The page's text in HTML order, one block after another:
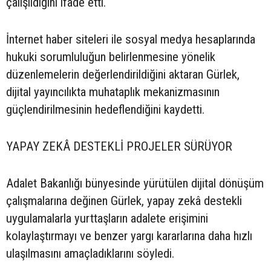
İnternet haber siteleri ile sosyal medya hesaplarında
hukuki sorumluluğun belirlenmesine yönelik
düzenlemelerin değerlendirildiğini aktaran Gürlek,
dijital yayıncılıkta muhataplık mekanizmasının
güçlendirilmesinin hedeflendiğini kaydetti.
YAPAY ZEKÂ DESTEKLİ PROJELER SÜRÜYOR
Adalet Bakanlığı bünyesinde yürütülen dijital dönüşüm
çalışmalarına değinen Gürlek, yapay zekâ destekli
uygulamalarla yurttaşların adalete erişimini
kolaylaştırmayı ve benzer yargı kararlarına daha hızlı
ulaşılmasını amaçladıklarını söyledi.